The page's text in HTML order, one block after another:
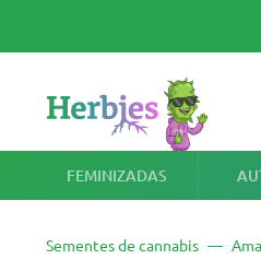
FEMINIZADAS
Sementes de cannabis